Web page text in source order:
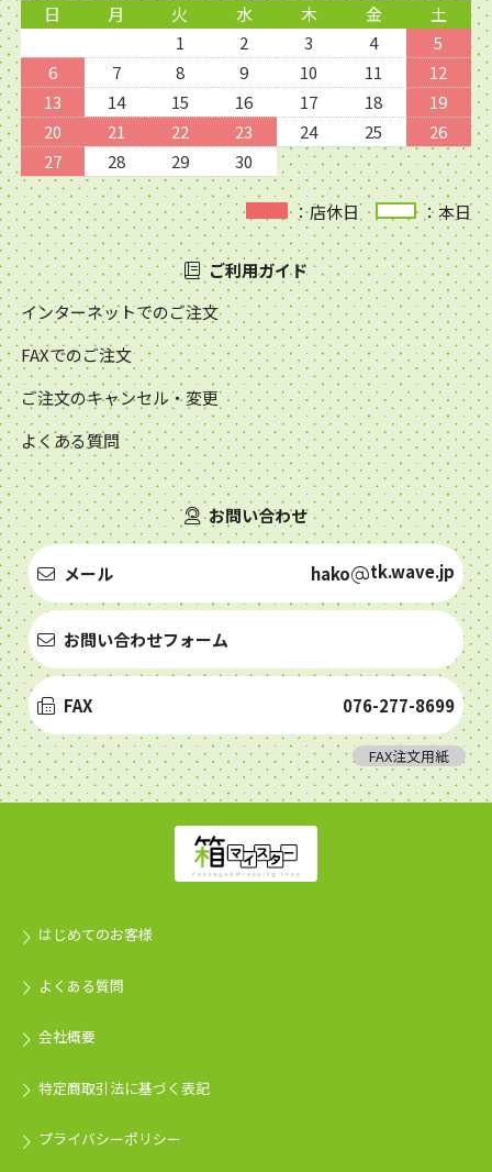
日
月 火 水 木 金
土
1
2 3 4
5
6
7 8 9 10 11
12
13
14 15 16 17 18
19
20
21 22 23 24 25
26
27
28 29 30
：店休日 ：本日
ご利用ガイド
インターネットでのご注文
FAXでのご注文
ご注文のキャンセル・変更
よくある質問
お問い合わせ
メール hako tk.wave.jp
お問い合わせフォーム
FAX 076-277-8699
FAX注文用紙
はじめてのお客様
よくある質問
会社概要
特定商取引法に基づく表記
プライバシーポリシー